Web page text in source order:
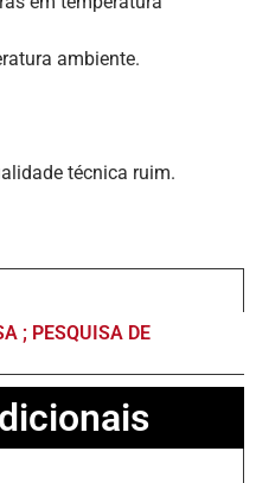
ambiente.
técnica ruim.
; PESQUISA DE